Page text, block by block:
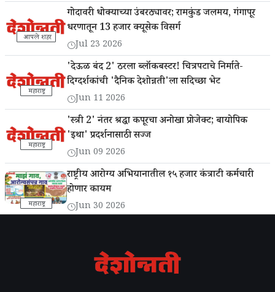
आपले शहर
गोदावरी धोक्याच्या उंबरठ्यावर; रामकुंड जलमय, गंगापूर
धरणातून 13 हजार क्यूसेक विसर्ग
Jul 23 2026
महाराष्ट्र
'देऊळ बंद 2' ठरला ब्लॉकबस्टर! चित्रपटाचे निर्माते-
दिग्दर्शकांची 'दैनिक देशोन्नती'ला सदिच्छा भेट
Jun 11 2026
महाराष्ट्र
'स्त्री 2' नंतर श्रद्धा कपूरचा अनोखा प्रोजेक्ट; बायोपिक
'इथा' प्रदर्शनासाठी सज्ज
Jun 09 2026
महाराष्ट्र
राष्ट्रीय आरोग्य अभियानातील १५ हजार कंत्राटी कर्मचारी
होणार कायम
Jun 30 2026